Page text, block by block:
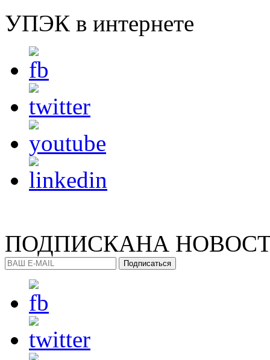
УПЭК в интернете
ПОДПИСКАНА
Подписаться